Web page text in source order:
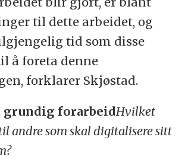
til dette arbeidet, og
tid som disse
å foreta denne
forklarer Skjøstad.
grundig forarbeidHvilket
andre som skal digitalisere sitt